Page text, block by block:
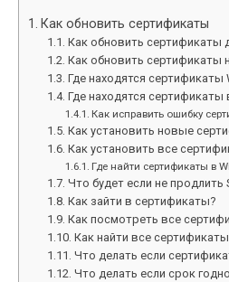
Как обновить сертификаты
Как обновить сертификаты
Как обновить сертификаты
Где находятся сертификаты
Где находятся сертификаты
Как исправить ошибку
Как установить новые
Как установить все
Где найти сертификаты в
Что будет если не продлить
Как зайти в сертификаты?
Как посмотреть все
Как найти все
Что делать если
Что делать если срок